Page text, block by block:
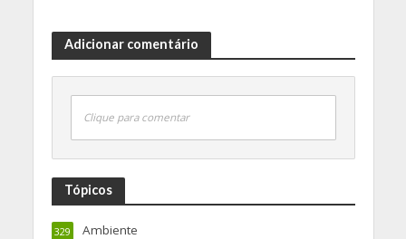
Adicionar comentário
Clique para comentar
Tópicos
Ambiente
329